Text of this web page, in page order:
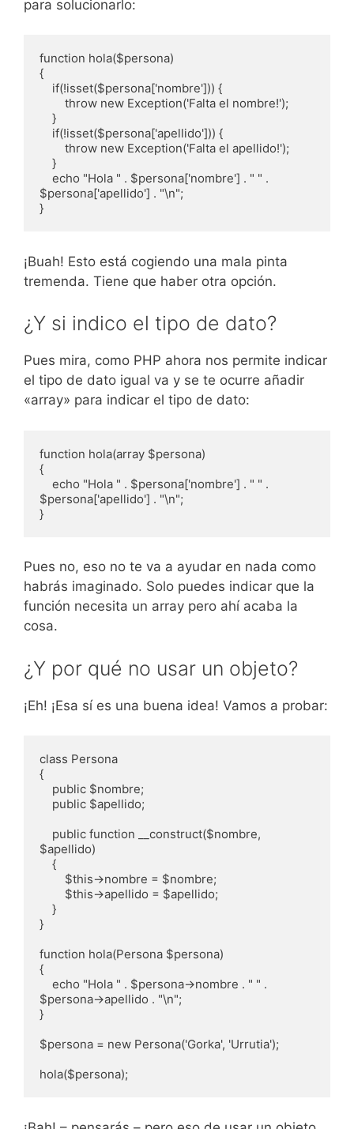
para solucionarlo:
function hola($persona)
{
$persona['apellido'] . "\n";
}
¡Buah! Esto está cogiendo una mala pinta
tremenda. Tiene que haber otra opción.
¿Y si indico el tipo de dato?
Pues mira, como PHP ahora nos permite indicar
el tipo de dato igual va y se te ocurre añadir
«array» para indicar el tipo de dato:
function hola(array $persona)
{
$persona['apellido'] . "\n";
}
Pues no, eso no te va a ayudar en nada como
habrás imaginado. Solo puedes indicar que la
función necesita un array pero ahí acaba la
cosa.
¿Y por qué no usar un objeto?
¡Eh! ¡Esa sí es una buena idea! Vamos a probar:
class Persona
{
$apellido)
}
function hola(Persona $persona)
{
$persona->apellido . "\n";
}
$persona = new Persona('Gorka', 'Urrutia');
hola($persona);